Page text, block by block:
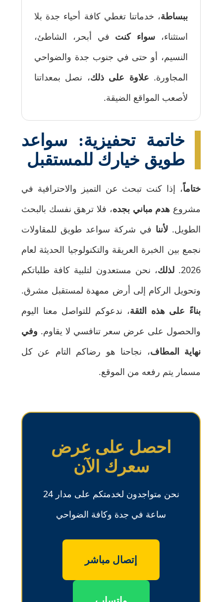
ببساطة، خدماتنا تغطي كافة أحياء جدة بلا
استثناء، سواء كنت في أبحر، الشاطئ،
النسيم، أو حتى في جنوب جدة والضواحي
المجاورة. علاوة على ذلك، نصل بمعداتنا
لأصعب المواقع الضيقة.
خاتمة تحفيزية: سواعد
طويق خيارك للمستقبل
ختاماً، إذا كنت تبحث عن التميز والاحترافية في
مشروع هدم مباني بجده، فلا ترهق نفسك بالبحث
الطويل. لأننا في شركة سواعد طويق للمقاولات
نجمع بين الخبرة العريقة والتكنولوجيا الحديثة لعام
2026. لذلك، نحن مستعدون لتلبية كافة طلباتكم
وتحويل الركام إلى أرض ممهدة لمستقبل مشرق.
بناءً على هذه الثقة، ندعوكم للتواصل معنا اليوم
والحصول على عرض سعر تنافسي لا يقاوم. وفي
نهاية المطاف، نجاحنا هو رضاكم التام عن كل
مسمار يتم رفعه من الموقع.
احصل على عرض
سعرك الآن
نحن متواجدون لخدمتكم على مدار 24
ساعة في جدة وكافة الضواحي
إتصال مباشر